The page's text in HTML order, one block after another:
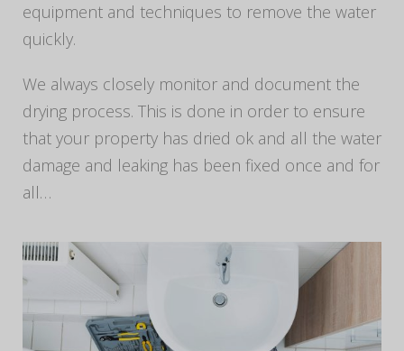
equipment and techniques to remove the water
quickly.
We always closely monitor and document the
drying process. This is done in order to ensure
that your property has dried ok and all the water
damage and leaking has been fixed once and for
all…